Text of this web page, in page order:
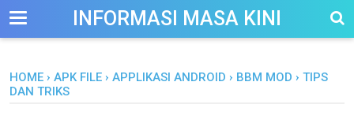
--> INFORMASI MASA KINI
HOME › APK FILE › APPLIKASI ANDROID › BBM MOD › TIPS
DAN TRIKS